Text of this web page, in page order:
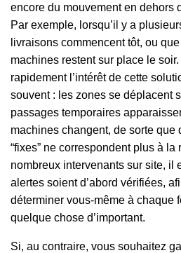
encore du mouvement en dehors
Par exemple, lorsqu’il y a
livraisons commencent tôt, ou
machines restent sur place le
rapidement l’intérêt de cette
souvent : les zones se déplacent
passages temporaires
machines changent, de sorte que
“fixes” ne correspondent plus à la
nombreux intervenants sur site, il
alertes soient d’abord vérifiées,
déterminer vous-même à chaque
quelque chose d’important.
Si, au contraire, vous souhaitez